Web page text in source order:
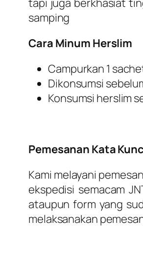
tapi juga berkhasiat
samping
Cara Minum Herslim
Campurkan 1
Dikonsumsi
Konsumsi herslim
Pemesanan Kata
Kami melayani
ekspedisi semacam
ataupun form yang
melaksanakan